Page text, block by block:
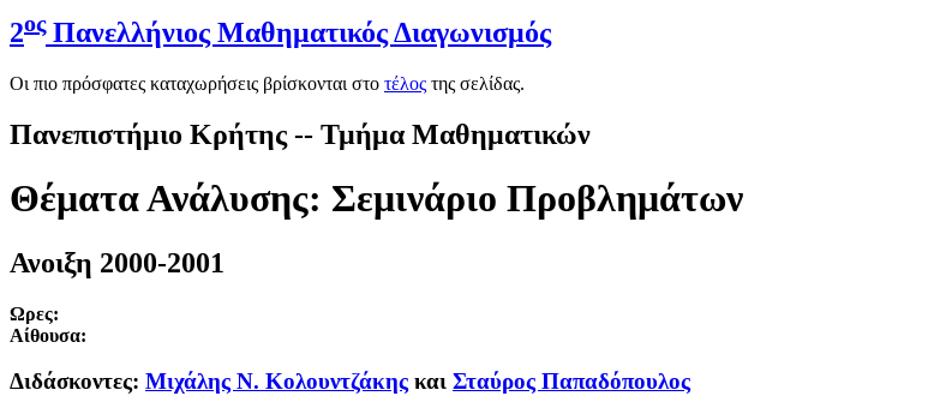
2οςΠανελλήνιος Μαθηματικός Διαγωνισμός
Οι πιο πρόσφατες καταχωρήσεις βρίσκονται στο τέλος της σελίδας.
Πανεπιστήμιο Κρήτης -- Τμήμα Μαθηματικών
Θέματα Ανάλυσης: Σεμινάριο Προβλημάτων
Ανοιξη 2000-2001
Ωρες:
Αίθουσα:
Διδάσκοντες: Μιχάλης Ν. Κολουντζάκης και Σταύρος Παπαδόπουλος